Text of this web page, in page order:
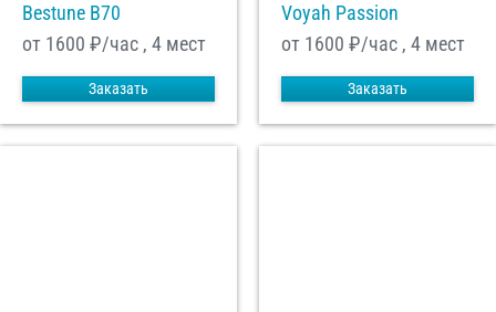
Bestune B70
от 1600 ₽/час , 4 мест
Заказать
Voyah Passion
от 1600 ₽/час , 4 мест
Заказать